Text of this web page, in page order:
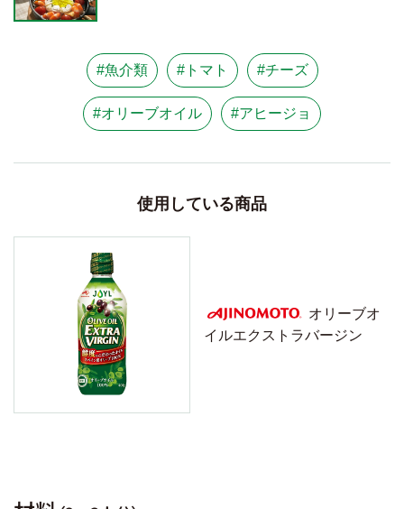
#魚介類 #トマト #チーズ
#オリーブオイル #アヒージョ
使用している商品
AJINOMOTO
オリーブオ
イルエクストラバージン